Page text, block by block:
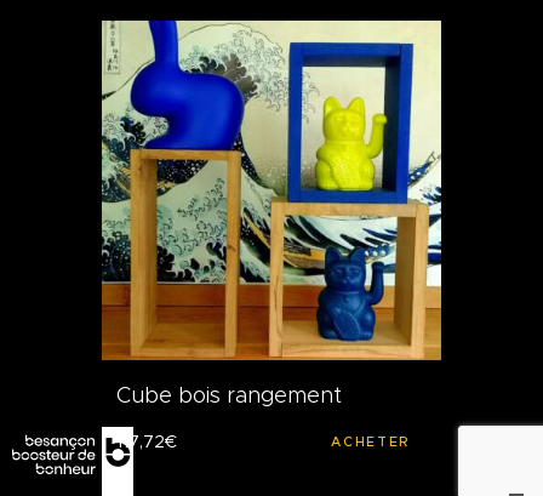
Cube bois rangement
117,72€ ACHETER